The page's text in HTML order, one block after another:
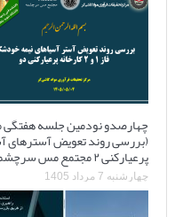
چهارصدو نودمین جلسه هفتگی
پرعیارکنی ۲ مجتمع مس سرچشمه)
چهارشنبه 7 مرداد 1405